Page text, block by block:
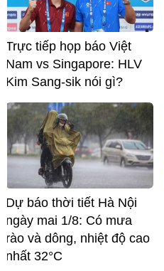
Trực tiếp họp báo Việt
Nam vs Singapore: HLV
Kim Sang-sik nói gì?
Dự báo thời tiết Hà Nội
ngày mai 1/8: Có mưa
rào và dông, nhiệt độ cao
nhất 32°C